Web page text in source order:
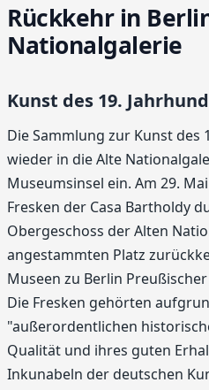
Rückkehr in
Nationalgalerie
Kunst des 19.
Die Sammlung zur Kunst des
wieder in die Alte
Museumsinsel ein. Am 29.
Fresken der Casa Bartholdy
Obergeschoss der Alten
angestammten Platz
Museen zu Berlin
Die Fresken gehörten
"außerordentlichen
Qualität und ihres guten
Inkunabeln der deutschen